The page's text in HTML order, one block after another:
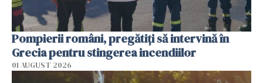
Pompierii români, pregătiţi să intervină în
Grecia pentru stingerea incendiilor
01 AUGUST 2026